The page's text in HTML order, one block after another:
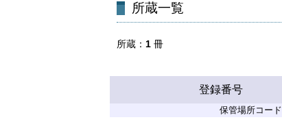
所蔵一覧
所蔵 1 冊
登録番号
保管場所コード